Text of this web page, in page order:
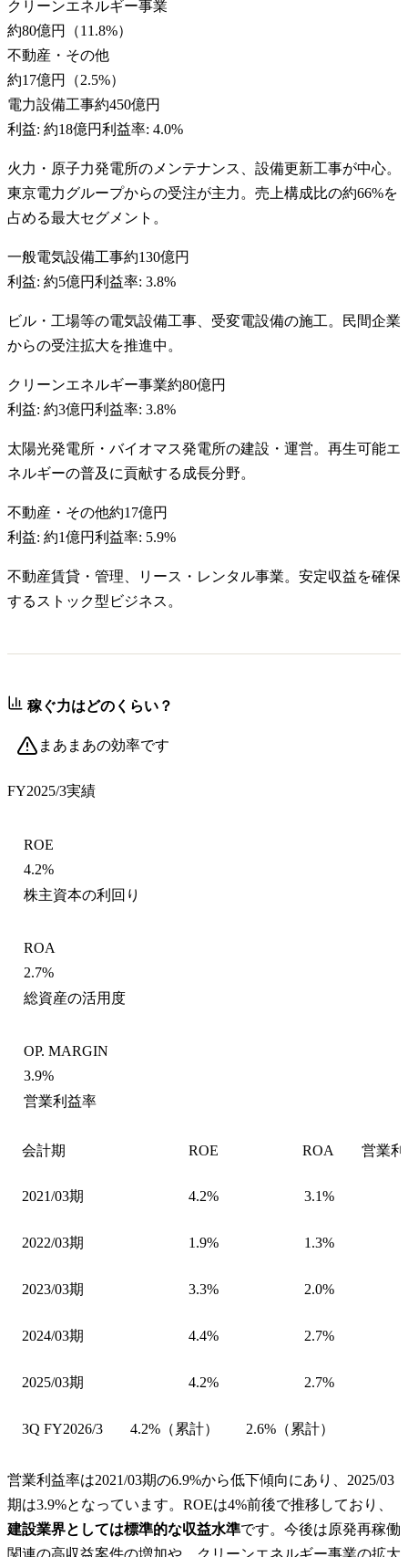
クリーンエネルギー事業
約80億円
（11.8%）
不動産・その他
約17億円
（2.5%）
電力設備工事約450億円
利益: 約18億円利益率: 4.0%
火力・原子力発電所のメンテナンス、設備更新工事が中心。
東京電力グループからの受注が主力。売上構成比の約66%を
占める最大セグメント。
一般電気設備工事約130億円
利益: 約5億円利益率: 3.8%
ビル・工場等の電気設備工事、受変電設備の施工。民間企業
からの受注拡大を推進中。
クリーンエネルギー事業約80億円
利益: 約3億円利益率: 3.8%
太陽光発電所・バイオマス発電所の建設・運営。再生可能エ
ネルギーの普及に貢献する成長分野。
不動産・その他約17億円
利益: 約1億円利益率: 5.9%
不動産賃貸・管理、リース・レンタル事業。安定収益を確保
するストック型ビジネス。
稼ぐ力はどのくらい？
まあまあの効率です
FY2025/3実績
ROE
4.2%
株主資本の利回り
ROA
2.7%
総資産の活用度
OP. MARGIN
3.9%
営業利益率
会計期 ROE ROA 営業
2021/03期 4.2% 3.1%
2022/03期 1.9% 1.3%
2023/03期 3.3% 2.0%
2024/03期 4.4% 2.7%
2025/03期 4.2% 2.7%
3Q FY2026/3 4.2%（累計） 2.6%（累計）
営業利益率は2021/03期の6.9%から低下傾向にあり、2025/03
期は3.9%となっています。ROEは4%前後で推移しており、
建設業界としては標準的な収益水準です。今後は原発再稼働
関連の高収益案件の増加や、クリーンエネルギー事業の拡大